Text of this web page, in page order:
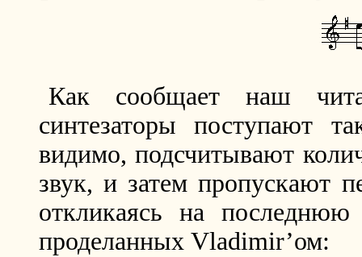
Как сообщает наш
синтезаторы поступают
видимо, подсчитывают
звук, и затем пропускают
откликаясь на
проделанных Vladimir’ом: